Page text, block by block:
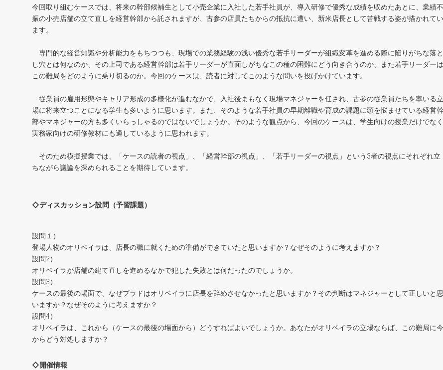
今回取り組むケースでは、将来の幹部候補生として小売企業に入社した若手社員が、導入研修で優秀な成績を収めたあとに、業績不
振の小売店舗の立て直しを経営幹部から託されますが、古参の店員たちからの抵抗に遭い、新米店長として苦戦する姿が描かれてい
ます。
専門的な経営知識や分析能力をもちつつも、現場での業務経験の浅い優秀な若手リーダーが組織変革を進める際に陥りがちな落と
し穴とは何なのか、その上司である経営幹部は若手リーダーが直面しがちなこの種の困難にどう向き合うのか、また若手リーダーは
この難局をどのように乗り切るのか。今回のケースは、読者に対してこのような問いを投げかけています。
従業員の雇用形態やキャリア形成の多様化が進むなかで、入社後まもなく現場マネジャーを任され、古参の従業員たちを率いる立
場に将来立つことになる学生も多いように思います。また、そのような若手社員の早期離職や育成の課題に頭を悩ませている経営幹
部やマネジャーの方も多くいらっしゃるのではないでしょうか。そのような観点から、今回のケースは、学生向けの授業だけでなく
実務家向けの研修教材にも適しているように思われます。
そのため模擬授業では、「ケースの読者の視点」、「経営幹部の視点」、「若手リーダーの視点」という3者の視点にそれぞれ立
ちながら議論を深められることを期待しています。
◇ディスカッション設問（予習課題）
設問１）
登場人物のオリベイラは、店長の職に就くための準備ができていたと思いますか？なぜそのように考えますか？
設問2）
オリベイラが店舗の建て直しを進めるなかで犯した失敗とは何だったのでしょうか。
設問3）
ケースの最後の場面で、なぜプラドはオリベイラに店長を辞めさせなかったと思いますか？その判断はマネジャーとして正しいと思
いますか？なぜそのように考えますか？
設問4）
オリベイラは、これから（ケースの最後の場面から）どうすればよいでしょうか。あなたがオリベイラの立場ならば、この難局に今
からどう対処しますか？
◇開催情報